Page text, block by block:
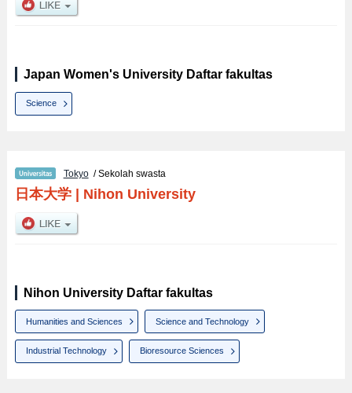
Japan Women's University Daftar fakultas
Science
Tokyo/ Sekolah swasta
日本大学| Nihon University
Nihon University Daftar fakultas
Humanities and Sciences Science and Technology
Industrial Technology Bioresource Sciences